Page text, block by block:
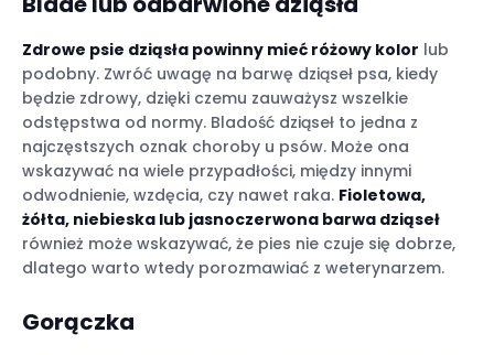
Zdrowe psie dziąsła powinny mieć różowy kolor lub
podobny. Zwróć uwagę na barwę dziąseł psa, kiedy
będzie zdrowy, dzięki czemu zauważysz wszelkie
odstępstwa od normy. Bladość dziąseł to jedna z
najczęstszych oznak choroby u psów. Może ona
wskazywać na wiele przypadłości, między innymi
odwodnienie, wzdęcia, czy nawet raka. Fioletowa,
żółta, niebieska lub jasnoczerwona barwa dziąseł
również może wskazywać, że pies nie czuje się dobrze,
dlatego warto wtedy porozmawiać z weterynarzem.
Gorączka